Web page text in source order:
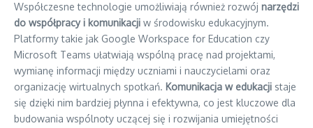
Współczesne technologie umożliwiają również rozwój narzędzi
do współpracy i komunikacji w środowisku edukacyjnym.
Platformy takie jak Google Workspace for Education czy
Microsoft Teams ułatwiają wspólną pracę nad projektami,
wymianę informacji między uczniami i nauczycielami oraz
organizację wirtualnych spotkań. Komunikacja w edukacji staje
się dzięki nim bardziej płynna i efektywna, co jest kluczowe dla
budowania wspólnoty uczącej się i rozwijania umiejętności